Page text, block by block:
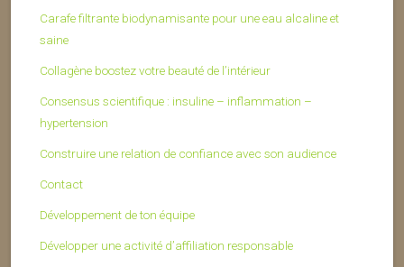
Carafe filtrante biodynamisante pour une eau alcaline et
saine
Collagène boostez votre beauté de l’intérieur
Consensus scientifique : insuline – inflammation –
hypertension
Construire une relation de confiance avec son audience
Contact
Développement de ton équipe
Développer une activité d’affiliation responsable